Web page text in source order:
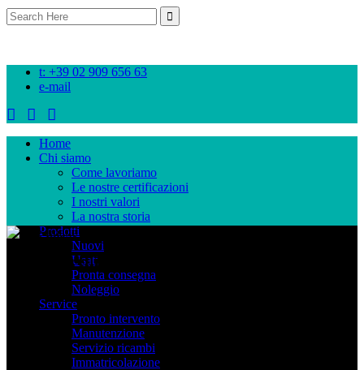
Search
for:
t: +39 02 909 656 63
e-mail
Home
Chi siamo
Come lavoriamo
Le nostre certificazioni
I nostri valori
La nostra storia
Prodotti
Nuovi
Usati
Pronta consegna
Noleggio
Service
Pronto intervento
Manutenzione
Servizio ricambi
Immatricolazione
Tecnocarrelli presenta Fronius